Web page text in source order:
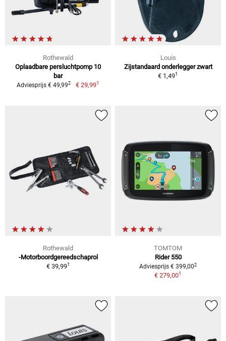
Rothewald
Oplaadbare persluchtpomp 10
bar
Adviesprijs € 49,992 € 29,991
Louis
Zijstandaard onderlegger zwart
€ 1,491
Rothewald
-Motorboordgereedschaprol
€ 39,991
TOMTOM
Rider 550
Adviesprijs € 399,002
€ 279,001